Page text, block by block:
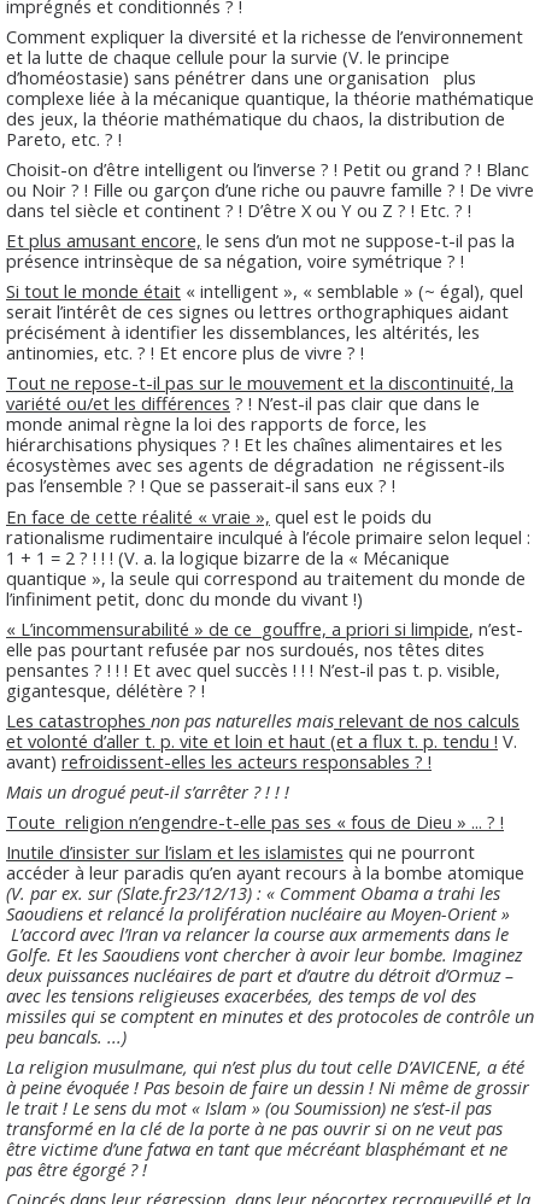
imprégnés et conditionnés ? !
Comment expliquer la diversité et la richesse de l’environnement
et la lutte de chaque cellule pour la survie (V. le principe
d’homéostasie) sans pénétrer dans une organisation
plus
complexe liée à la mécanique quantique, la théorie mathématique
des jeux, la théorie mathématique du chaos, la distribution de
Pareto, etc. ? !
Choisit-on d’être intelligent ou l’inverse ? ! Petit ou grand ? ! Blanc
ou Noir ? ! Fille ou garçon d’une riche ou pauvre famille ? ! De vivre
dans tel siècle et continent ? ! D’être X ou Y ou Z ? ! Etc. ? !
Et plus amusant encore, le sens d’un mot ne suppose-t-il pas la
présence intrinsèque de sa négation, voire symétrique ? !
Si tout le monde était « intelligent », « semblable » (~ égal), quel
serait l’intérêt de ces signes ou lettres orthographiques aidant
précisément à identifier les dissemblances, les altérités, les
antinomies, etc. ? ! Et encore plus de vivre ? !
Tout ne repose-t-il pas sur le mouvement et la discontinuité, la
variété ou/et les différences ? ! N’est-il pas clair que dans le
monde animal règne la loi des rapports de force, les
hiérarchisations physiques ? ! Et les chaînes alimentaires et les
écosystèmes avec ses agents de dégradation ne régissent-ils
pas l’ensemble ? ! Que se passerait-il sans eux ? !
En face de cette réalité « vraie », quel est le poids du
rationalisme rudimentaire inculqué à l’école primaire selon lequel :
1 + 1 = 2 ? ! ! ! (V. a. la logique bizarre de la « Mécanique
quantique », la seule qui correspond au traitement du monde de
l’infiniment petit, donc du monde du vivant !)
« L’incommensurabilité » de ce gouffre, a priori si limpide, n’est-
elle pas pourtant refusée par nos surdoués, nos têtes dites
pensantes ? ! ! ! Et avec quel succès ! ! ! N’est-il pas t. p. visible,
gigantesque, délétère ? !
Les catastrophes non pas naturelles mais relevant de nos calculs
et volonté d’aller t. p. vite et loin et haut (et a flux t. p. tendu ! V.
avant) refroidissent-elles les acteurs responsables ? !
Mais un drogué peut-il s’arrêter ? ! ! !
Toute religion n’engendre-t-elle pas ses « fous de Dieu » ... ? !
Inutile d’insister sur l’islam et les islamistes qui ne pourront
accéder à leur paradis qu’en ayant recours à la bombe atomique
(V. par ex. sur (Slate.fr23/12/13) : « Comment Obama a trahi les
Saoudiens et relancé la prolifération nucléaire au Moyen-Orient »
L’accord avec l’Iran va relancer la course aux armements dans le
Golfe. Et les Saoudiens vont chercher à avoir leur bombe. Imaginez
deux puissances nucléaires de part et d’autre du détroit d’Ormuz –
avec les tensions religieuses exacerbées, des temps de vol des
missiles qui se comptent en minutes et des protocoles de contrôle un
peu bancals. ...)
La religion musulmane, qui n’est plus du tout celle D’AVICENE, a été
à peine évoquée ! Pas besoin de faire un dessin ! Ni même de grossir
le trait ! Le sens du mot « Islam » (ou Soumission) ne s’est-il pas
transformé en la clé de la porte à ne pas ouvrir si on ne veut pas
être victime d’une fatwa en tant que mécréant blasphémant et ne
pas être égorgé ? !